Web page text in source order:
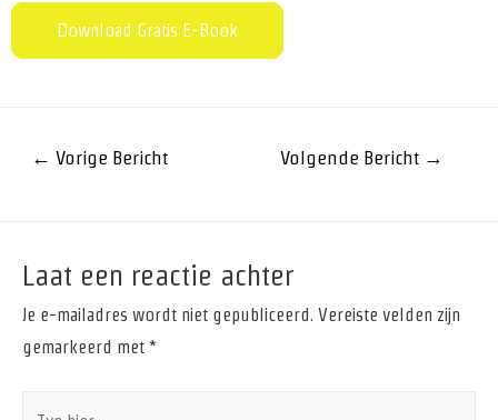
Download Gratis E-Book
← Vorige Bericht Volgende Bericht →
Laat een reactie achter
Je e-mailadres wordt niet gepubliceerd. Vereiste velden zijn
gemarkeerd met *